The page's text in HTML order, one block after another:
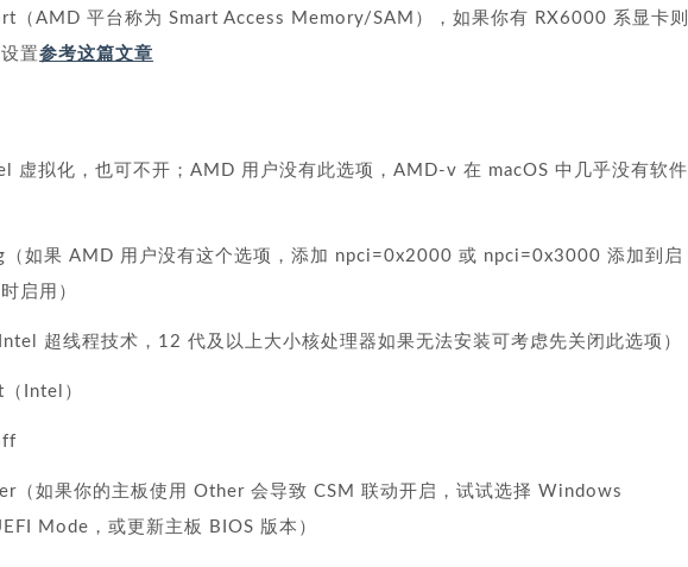
（AMD 平台称为 Smart Access Memory/SAM），如果你有 RX6000 系显卡则
置参考这篇文章
虚拟化，也可不开；AMD 用户没有此选项，AMD-v 在 macOS 中几乎没有软件
如果 AMD 用户没有这个选项，添加 npci=0x2000 或 npci=0x3000 添加到启
启用）
超线程技术，12 代及以上大小核处理器如果无法安装可考虑先关闭此选项）
Intel）
（如果你的主板使用 Other 会导致 CSM 联动开启，试试选择 Windows
Mode，或更新主板 BIOS 版本）